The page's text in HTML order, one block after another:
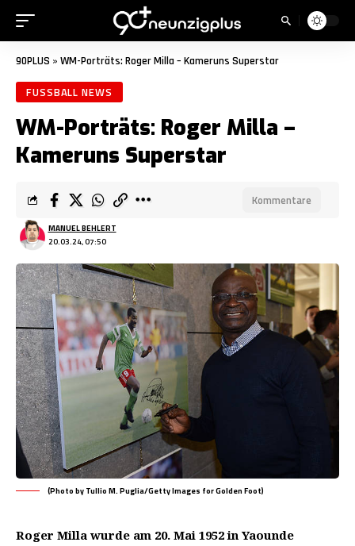
90PLUS » WM-Porträts: Roger Milla – Kameruns Superstar
FUSSBALL NEWS
WM-Porträts: Roger Milla –
Kameruns Superstar
20.03.24, 07:50
MANUEL BEHLERT
Kommentare
(Photo by Tullio M. Puglia/Getty Images for Golden Foot)
Roger Milla wurde am 20. Mai 1952 in Yaounde